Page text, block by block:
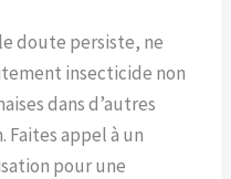
doute persiste, ne
insecticide non
dans d’autres
Faites appel à un
pour une